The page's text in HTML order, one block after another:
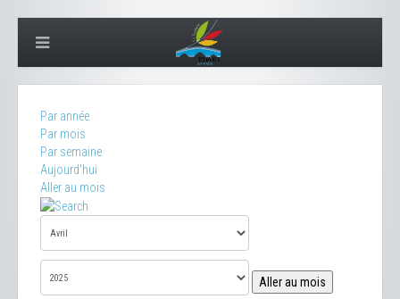
Par année
Par mois
Par semaine
Aujourd'hui
Aller au mois
Aller au mois